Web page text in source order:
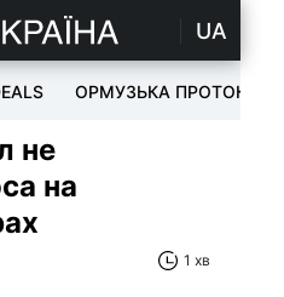
UA
ОРМУЗЬКА ПРОТОКА
не
на
1 хв